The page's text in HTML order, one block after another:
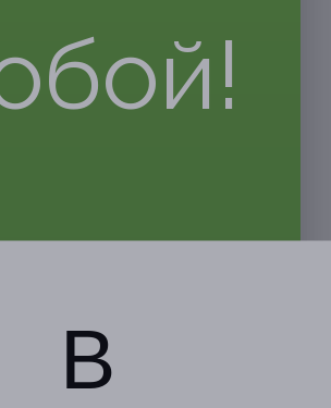
46-77
В